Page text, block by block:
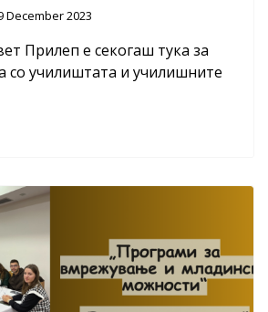
December 2023
Прилеп е секогаш тука за
со училиштата и училишните